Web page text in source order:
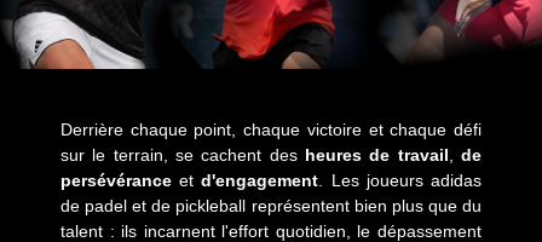
Derrière chaque point, chaque victoire et chaque défi
sur le terrain, se cachent des heures de travail ,de
persévérance etd'engagement . Les joueurs adidas
de padel et de pickleball représentent bien plus que du
talent : ils incarnent l'effort quotidien, le dépassement